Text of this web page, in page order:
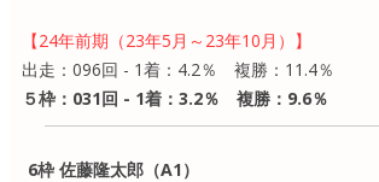
【24年前期（23年5月～23年10月）】
出走：096回 - 1着：4.2％ 複勝：11.4％
５枠：031回 - 1着：3.2％ 複勝：9.6％
6枠 佐藤隆太郎（A1）